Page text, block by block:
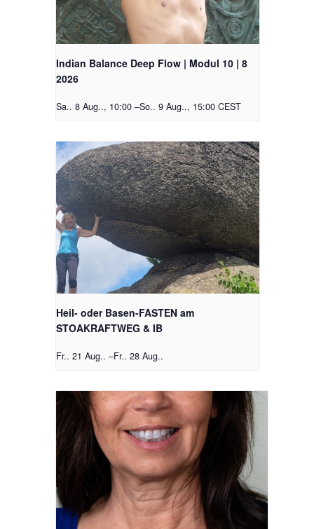
Indian Balance Deep Flow | Modul 10 | 8
2026
Sa.. 8 Aug.., 10:00 –So.. 9 Aug.., 15:00 CEST
Heil- oder Basen-FASTEN am
STOAKRAFTWEG & IB
Fr.. 21 Aug.. –Fr.. 28 Aug..